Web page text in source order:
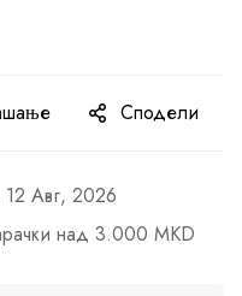
Сподели
12 Авг, 2026
над 3.000 MKD